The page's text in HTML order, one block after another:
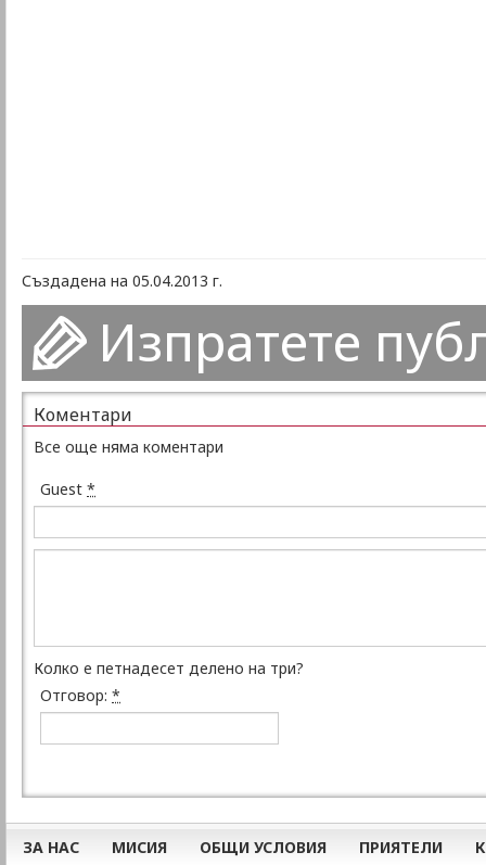
Създадена на 05.04.2013 г.
Изпратете
Коментари
Все още няма коментари
Guest *
Колко е петнадесет делено на три?
Отговор: *
ЗА НАС МИСИЯ ОБЩИ УСЛОВИЯ ПРИЯТЕЛИ